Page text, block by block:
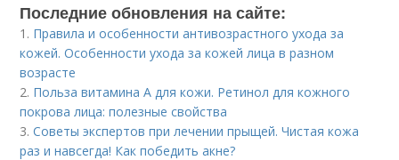
Последние обновления на сайте:
1. Правила и особенности антивозрастного ухода за
кожей. Особенности ухода за кожей лица в разном
возрасте
2. Польза витамина А для кожи. Ретинол для кожного
покрова лица: полезные свойства
3.Советы экспертов при лечении прыщей. Чистая кожа
раз и навсегда! Как победить акне?